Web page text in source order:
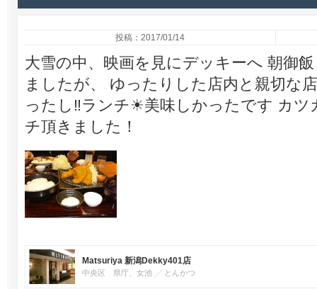
投稿：2017/01/14
大雪の中、映画を見にデッキーへ 朝御
ましたが、 ゆったりした店内と親切な
ったし‼ランチ☀美味しかったです カツ
チ頂きました！
Matsuriya 新潟Dekky401店
中央区 県庁、女池 とんかつ